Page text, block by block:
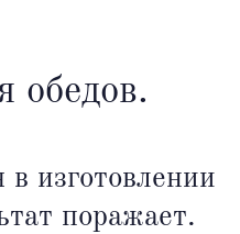
обедов.
изготовлении
поражает.